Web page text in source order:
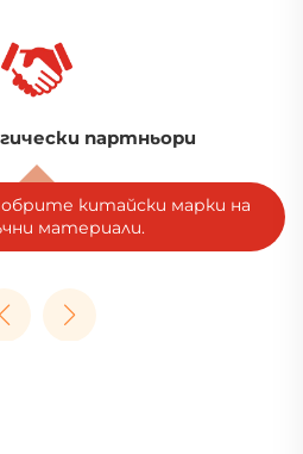
присъствие
100+ страни, 30+ индустрии и
5,000+ клиенти.